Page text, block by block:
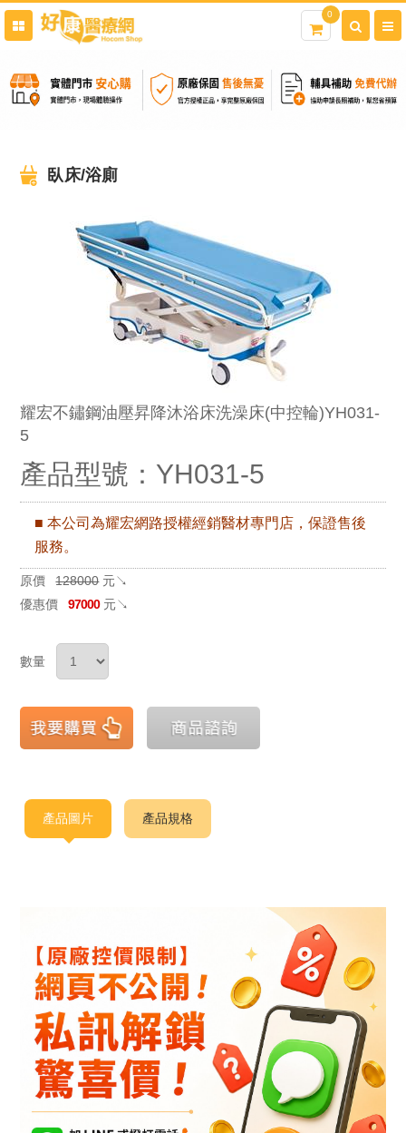
0
臥床/浴廁
耀宏不鏽鋼油壓昇降沐浴床洗澡床(中控輪)YH031-
5
產品型號：YH031-5
■ 本公司為耀宏網路授權經銷醫材專門店，保證售後
服務。
原價 128000元↘
優惠價
97000元↘
數量
產品圖片 產品規格